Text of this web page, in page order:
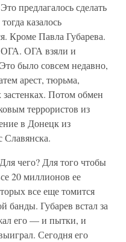
предлагалось сделать
казалось
Кроме Павла Губарева.
ОГА взяли и
было совсем недавно,
арест, тюрьма,
Потом обмен
террористов из
в Донецк из
Славянска.
чего? Для того чтобы
20 миллионов ее
все еще томится
банды. Губарев встал за
его — и пытки, и
Сегодня его